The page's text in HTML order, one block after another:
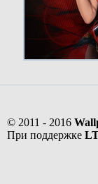
© 2011 - 2016
При поддержке